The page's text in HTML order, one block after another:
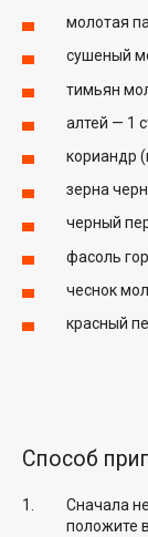
молотая
сушеный
тимьян
алтей — 1
кориандр
зерна
черный
фасоль
чеснок
красный
Способ
Сначала
положите